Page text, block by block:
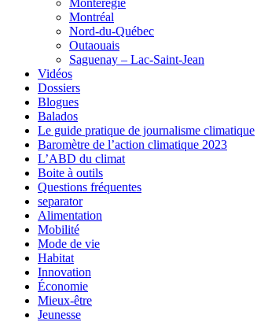
Montréal
Nord-du-Québec
Outaouais
Saguenay – Lac-Saint-Jean
Vidéos
Dossiers
Blogues
Balados
Le guide pratique de journalisme climatique
Baromètre de l’action climatique 2023
L’ABD du climat
Boite à outils
Questions fréquentes
separator
Alimentation
Mobilité
Mode de vie
Habitat
Innovation
Économie
Mieux-être
Jeunesse